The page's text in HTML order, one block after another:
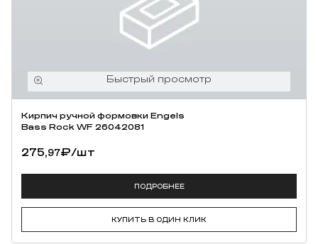
Кирпич ручной формовки Engels
Bass Rock WF 26042081
275,97₽/шт
ПОДРОБНЕЕ
КУПИТЬ В ОДИН КЛИК